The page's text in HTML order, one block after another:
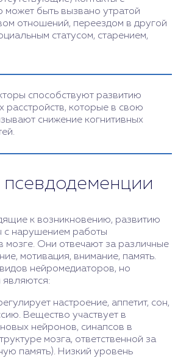
быть вызвано утратой
отношений, переездом в другой
статусом, старением,
способствуют развитию
расстройств, которые в свою
снижение когнитивных
псевдодеменции
к возникновению, развитию
с нарушением работы
мозге. Они отвечают за различные
мотивация, внимание, память.
нейромедиаторов, но
настроение, аппетит, сон,
Вещество участвует в
нейронов, синапсов в
мозга, ответственной за
память). Низкий уровень